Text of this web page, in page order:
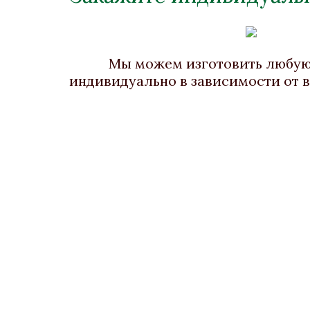
Нет в наличии
Мы можем изготовить
индивидуально в зависимости от